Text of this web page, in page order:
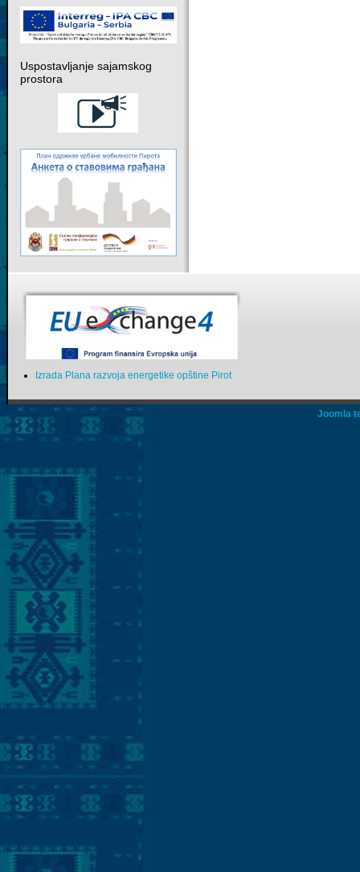
Uspostavljanje sajamskog
prostora
Izrada Plana razvoja energetike opštine Pirot
Joomla